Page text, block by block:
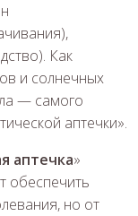
Как
и солнечных
— самого
аптечки».
аптечка»
обеспечить
но от